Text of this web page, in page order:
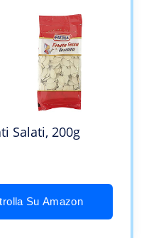
Salati, 200g
Su Amazon